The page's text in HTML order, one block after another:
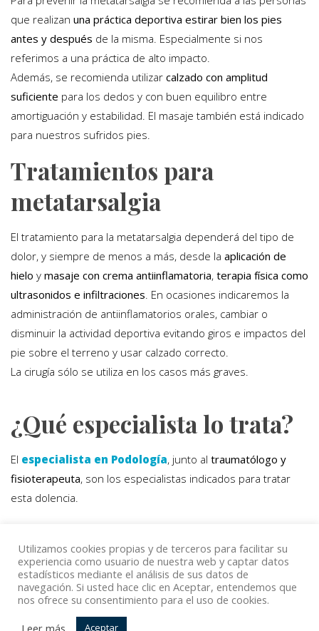
que realizan una práctica deportiva estirar bien los pies
antes y después de la misma. Especialmente si nos
referimos a una práctica de alto impacto.
Además, se recomienda utilizar calzado con amplitud
suficiente para los dedos y con buen equilibro entre
amortiguación y estabilidad. El masaje también está indicado
para nuestros sufridos pies.
Tratamientos para
metatarsalgia
El tratamiento para la metatarsalgia dependerá del tipo de
dolor, y siempre de menos a más, desde la aplicación de
hielo y masaje con crema antiinflamatoria, terapia física como
ultrasonidos e infiltraciones. En ocasiones indicaremos la
administración de antiinflamatorios orales, cambiar o
disminuir la actividad deportiva evitando giros e impactos del
pie sobre el terreno y usar calzado correcto.
La cirugía sólo se utiliza en los casos más graves.
¿Qué especialista lo trata?
El especialista en Podología, junto al traumatólogo y
fisioterapeuta, son los especialistas indicados para tratar
esta dolencia.
Volver
© Copyright Top Doctors 2020. All Right Reserved. Designed
Utilizamos cookies propias y de terceros para facilitar su
experiencia como usuario de nuestra web y captar datos
estadísticos mediante el análisis de sus datos de
navegación. Si usted hace clic en Aceptar, entendemos que
nos ofrece su consentimiento para el uso de cookies.
Leer más
Aceptar